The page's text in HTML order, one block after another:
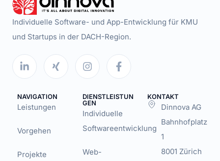
Individuelle Software- und App-Entwicklung für KMU
und Startups in der DACH-Region.
NAVIGATION
Leistungen
Vorgehen
Projekte
DIENSTLEISTUN
GEN
Individuelle
Softwareentwicklung
Web-
KONTAKT
Dinnova AG
Bahnhofplatz
1
8001 Zürich